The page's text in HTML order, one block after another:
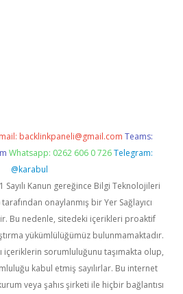
backlinkpaneli@gmail.com Teams:
Whatsapp: 0262 606 0 726 Telegram:
@karabul
Sayılı Kanun gereğince Bilgi Teknolojileri
onaylanmış bir Yer Sağlayıcı
Bu nedenle, sitedeki içerikleri proaktif
yükümlülüğümüz bulunmamaktadır.
içeriklerin sorumluluğunu taşımakta olup,
kabul etmiş sayılırlar. Bu internet
veya şahıs şirketi ile hiçbir bağlantısı